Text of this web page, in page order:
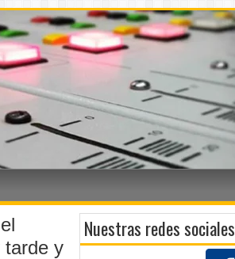
tarde y
Nuestras redes sociales